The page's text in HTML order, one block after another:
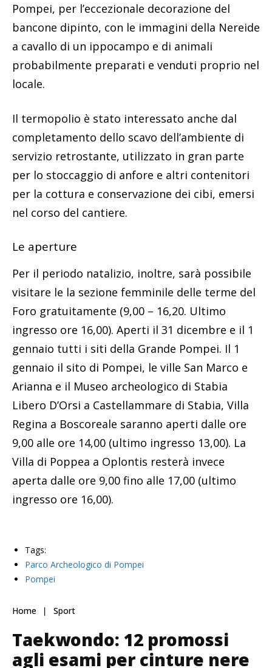
Pompei, per l’eccezionale decorazione del
bancone dipinto, con le immagini della Nereide
a cavallo di un ippocampo e di animali
probabilmente preparati e venduti proprio nel
locale.
Il termopolio è stato interessato anche dal
completamento dello scavo dell’ambiente di
servizio retrostante, utilizzato in gran parte
per lo stoccaggio di anfore e altri contenitori
per la cottura e conservazione dei cibi, emersi
nel corso del cantiere.
Le aperture
Per il periodo natalizio, inoltre, sarà possibile
visitare le la sezione femminile delle terme del
Foro gratuitamente (9,00 – 16,20. Ultimo
ingresso ore 16,00). Aperti il 31 dicembre e il 1
gennaio tutti i siti della Grande Pompei. Il 1
gennaio il sito di Pompei, le ville San Marco e
Arianna e il Museo archeologico di Stabia
Libero D’Orsi a Castellammare di Stabia, Villa
Regina a Boscoreale saranno aperti dalle ore
9,00 alle ore 14,00 (ultimo ingresso 13,00). La
Villa di Poppea a Oplontis resterà invece
aperta dalle ore 9,00 fino alle 17,00 (ultimo
ingresso ore 16,00).
Tags:
Parco Archeologico di Pompei
Pompei
Home Sport
Taekwondo: 12 promossi
agli esami per cinture nere